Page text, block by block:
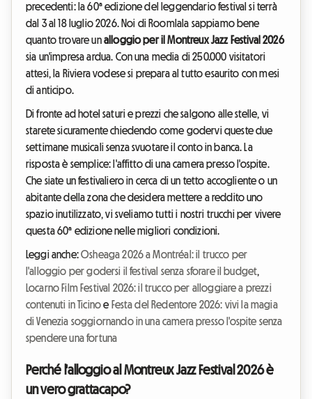
precedenti: la 60ª edizione del leggendario festival si terrà
dal 3 al 18 luglio 2026. Noi di Roomlala sappiamo bene
quanto trovare unalloggio per il Montreux Jazz Festival 2026
sia un'impresa ardua. Con una media di 250.000 visitatori
attesi, la Riviera vodese si prepara al tutto esaurito con mesi
di anticipo.
Di fronte ad hotel saturi e prezzi che salgono alle stelle, vi
starete sicuramente chiedendo come godervi queste due
settimane musicali senza svuotare il conto in banca. La
risposta è semplice: l'affitto di una camera presso l'ospite.
Che siate un festivaliero in cerca di un tetto accogliente o un
abitante della zona che desidera mettere a reddito uno
spazio inutilizzato, vi sveliamo tutti i nostri trucchi per vivere
questa 60ª edizione nelle migliori condizioni.
Leggi anche:Osheaga 2026 a Montréal: il trucco per
l'alloggio per godersi il festival senza sforare il budget,
Locarno Film Festival 2026: il trucco per alloggiare a prezzi
contenuti in Ticinoe Festa del Redentore 2026: vivi la magia
di Venezia soggiornando in una camera presso l'ospite senza
spendere una fortuna
Perché l'alloggio al Montreux Jazz Festival 2026 è
un vero grattacapo?